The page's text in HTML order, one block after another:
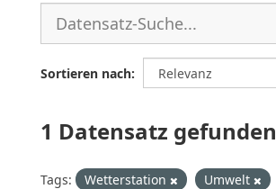
Sortieren nach
1 Datensatz gefunden
Tags: Wetterstation
Umwelt